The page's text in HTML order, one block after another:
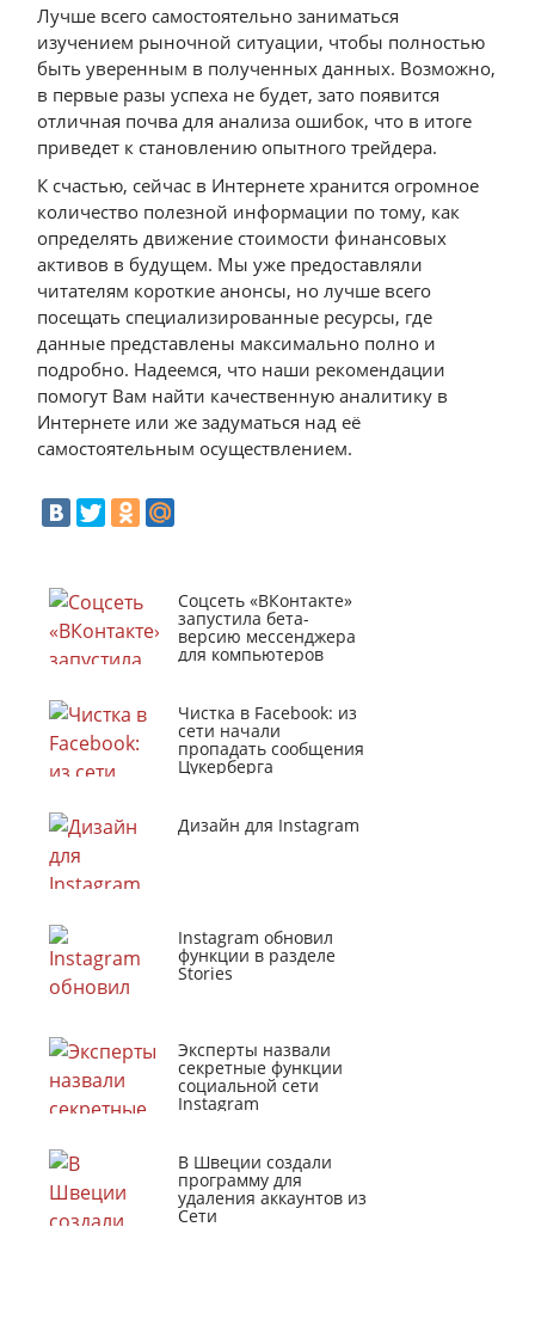
Лучше всего самостоятельно заниматься
изучением рыночной ситуации, чтобы полностью
быть уверенным в полученных данных. Возможно,
в первые разы успеха не будет, зато появится
отличная почва для анализа ошибок, что в итоге
приведет к становлению опытного трейдера.
К счастью, сейчас в Интернете хранится огромное
количество полезной информации по тому, как
определять движение стоимости финансовых
активов в будущем. Мы уже предоставляли
читателям короткие анонсы, но лучше всего
посещать специализированные ресурсы, где
данные представлены максимально полно и
подробно. Надеемся, что наши рекомендации
помогут Вам найти качественную аналитику в
Интернете или же задуматься над её
самостоятельным осуществлением.
Соцсеть «ВКонтакте»
запустила бета-
версию мессенджера
для компьютеров
Чистка в Facebook: из
сети начали
пропадать сообщения
Цукерберга
Дизайн для Instagram
Instagram обновил
функции в разделе
Stories
Эксперты назвали
секретные функции
социальной сети
Instagram
В Швеции создали
программу для
удаления аккаунтов из
Сети